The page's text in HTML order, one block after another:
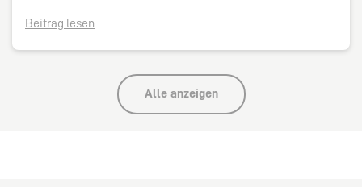
Beitrag lesen
Alle anzeigen